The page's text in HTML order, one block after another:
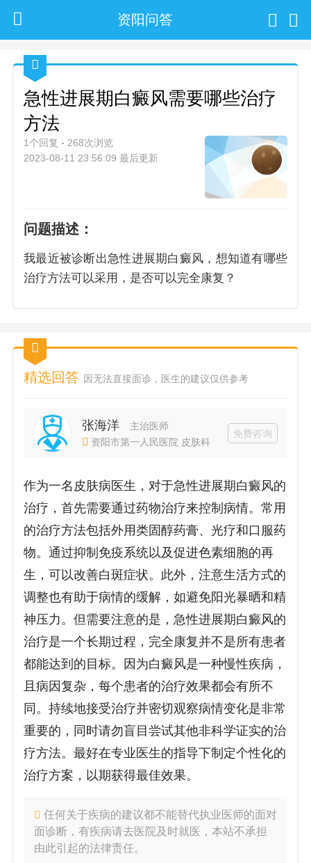
资阳问答
急性进展期白癜风需要哪些治疗
方法
1个回复
268次浏览
2023-08-11 23:56:09 最后更新
问题描述：
我最近被诊断出急性进展期白癜风，想知道有哪些
治疗方法可以采用，是否可以完全康复？
精选回答 因无法直接面诊，医生的建议仅供参考
张海洋
主治医师
资阳市第一人民医院 皮肤科
免费咨询
作为一名皮肤病医生，对于急性进展期白癜风的
治疗，首先需要通过药物治疗来控制病情。常用
的治疗方法包括外用类固醇药膏、光疗和口服药
物。通过抑制免疫系统以及促进色素细胞的再
生，可以改善白斑症状。此外，注意生活方式的
调整也有助于病情的缓解，如避免阳光暴晒和精
神压力。但需要注意的是，急性进展期白癜风的
治疗是一个长期过程，完全康复并不是所有患者
都能达到的目标。因为白癜风是一种慢性疾病，
且病因复杂，每个患者的治疗效果都会有所不
同。持续地接受治疗并密切观察病情变化是非常
重要的，同时请勿盲目尝试其他非科学证实的治
疗方法。最好在专业医生的指导下制定个性化的
治疗方案，以期获得最佳效果。
任何关于疾病的建议都不能替代执业医师的面对
面诊断，有疾病请去医院及时就医，本站不承担
由此引起的法律责任。